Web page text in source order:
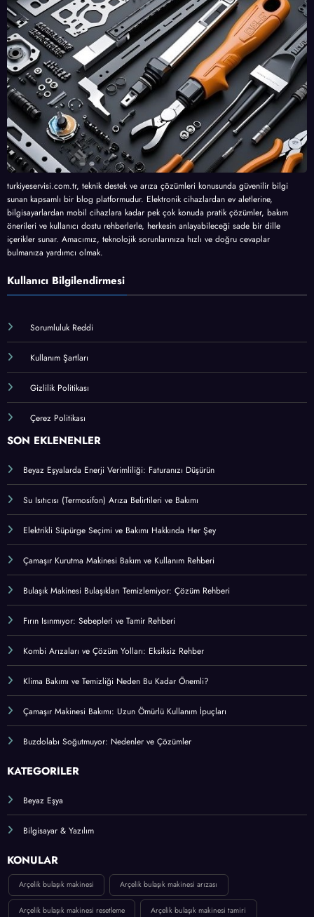
turkiyeservisi.com.tr, teknik destek ve arıza çözümleri konusunda güvenilir bilgi
sunan kapsamlı bir blog platformudur. Elektronik cihazlardan ev aletlerine,
bilgisayarlardan mobil cihazlara kadar pek çok konuda pratik çözümler, bakım
önerileri ve kullanıcı dostu rehberlerle, herkesin anlayabileceği sade bir dille
içerikler sunar. Amacımız, teknolojik sorunlarınıza hızlı ve doğru cevaplar
bulmanıza yardımcı olmak.
Kullanıcı Bilgilendirmesi
Sorumluluk Reddi
Kullanım Şartları
Gizlilik Politikası
Çerez Politikası
SON EKLENENLER
Beyaz Eşyalarda Enerji Verimliliği: Faturanızı Düşürün
Su Isıtıcısı (Termosifon) Arıza Belirtileri ve Bakımı
Elektrikli Süpürge Seçimi ve Bakımı Hakkında Her Şey
Çamaşır Kurutma Makinesi Bakım ve Kullanım Rehberi
Bulaşık Makinesi Bulaşıkları Temizlemiyor: Çözüm Rehberi
Fırın Isınmıyor: Sebepleri ve Tamir Rehberi
Kombi Arızaları ve Çözüm Yolları: Eksiksiz Rehber
Klima Bakımı ve Temizliği Neden Bu Kadar Önemli?
Çamaşır Makinesi Bakımı: Uzun Ömürlü Kullanım İpuçları
Buzdolabı Soğutmuyor: Nedenler ve Çözümler
KATEGORİLER
Beyaz Eşya
Bilgisayar & Yazılım
KONULAR
Arçelik bulaşık makinesi Arçelik bulaşık makinesi arızası
Arçelik bulaşık makinesi resetleme Arçelik bulaşık makinesi tamiri